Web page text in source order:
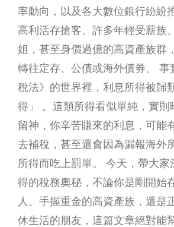
率動向，以及各大數位銀行紛紛
高利活存搶客。許多年輕受薪族
姐，甚至身價過億的高資產族群
轉往定存、公債或海外債券。 事
稅法》的世界裡，利息所得被歸
得」 。這類所得看似單純，實則
留神，你辛苦賺來的利息，可能
去補稅，甚至還會因為漏報海外
所得而吃上罰單。 今天，帶大
得的稅務奧秘，不論你是剛開始
人、手握重金的高資產族，還是
休生活的朋友，這篇文章絕對能